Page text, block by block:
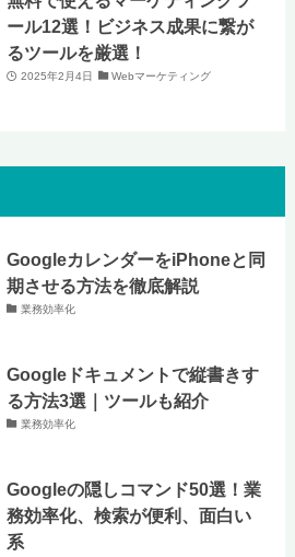
ール12選！ビジネス成果に繋が
るツールを厳選！
2025年2月4日 Webマーケティング
GoogleカレンダーをiPhoneと同
期させる方法を徹底解説
業務効率化
Googleドキュメントで縦書きす
る方法3選｜ツールも紹介
業務効率化
Googleの隠しコマンド50選！業
務効率化、検索が便利、面白い
系